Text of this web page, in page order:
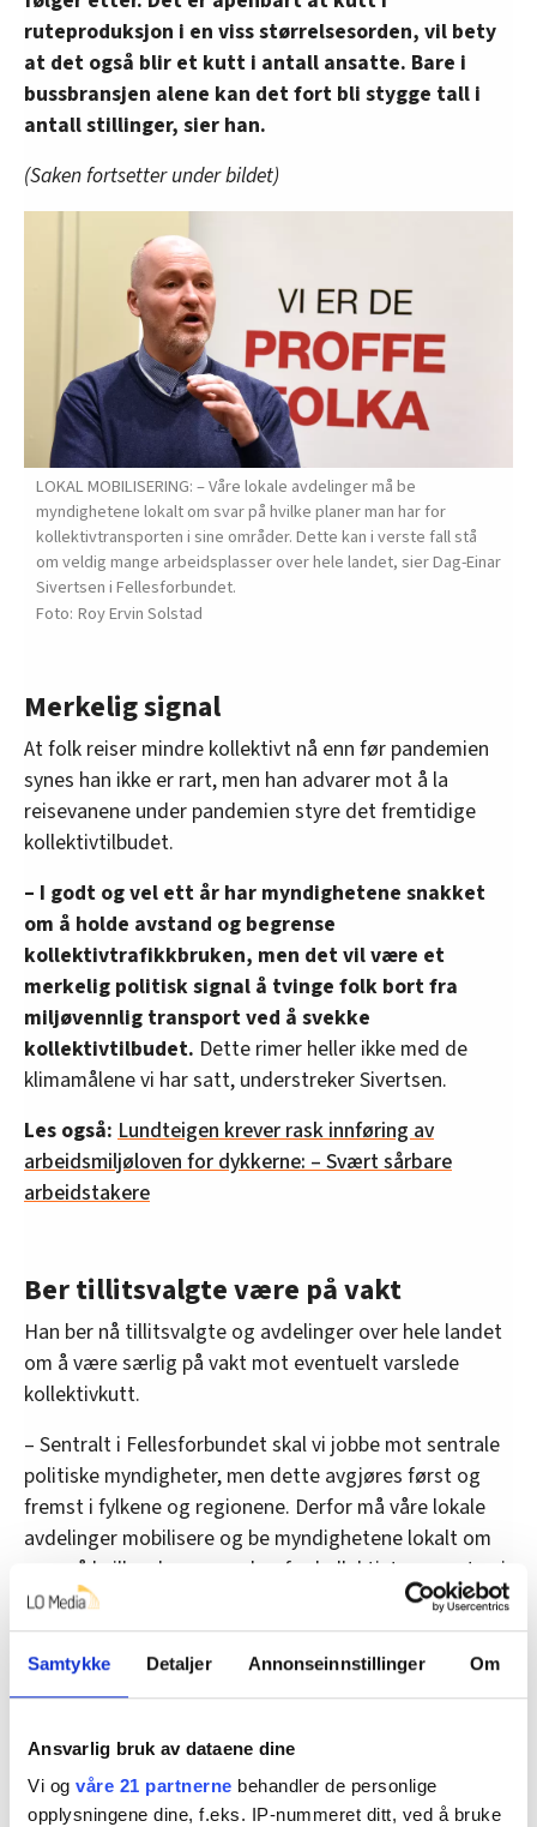
Samtykke Detaljer Annonseinnstillinger Om
Ansvarlig bruk av dataene dine
Vi og våre 21 partnerne behandler de personlige
opplysningene dine, f.eks. IP-nummeret ditt, ved å bruke
ruteproduksjon i en viss størrelsesorden, vil bety
at det også blir et kutt i antall ansatte. Bare i
bussbransjen alene kan det fort bli stygge tall i
antall stillinger, sier han.
(Saken fortsetter under bildet)
LOKAL MOBILISERING: – Våre lokale avdelinger må be
myndighetene lokalt om svar på hvilke planer man har for
kollektivtransporten i sine områder. Dette kan i verste fall stå
om veldig mange arbeidsplasser over hele landet, sier Dag-Einar
Sivertsen i Fellesforbundet.
Roy Ervin Solstad
Merkelig signal
At folk reiser mindre kollektivt nå enn før pandemien
synes han ikke er rart, men han advarer mot å la
reisevanene under pandemien styre det fremtidige
kollektivtilbudet.
– I godt og vel ett år har myndighetene snakket
om å holde avstand og begrense
kollektivtrafikkbruken, men det vil være et
merkelig politisk signal å tvinge folk bort fra
miljøvennlig transport ved å svekke
kollektivtilbudet. Dette rimer heller ikke med de
klimamålene vi har satt, understreker Sivertsen.
Les også: Lundteigen krever rask innføring av
arbeidsmiljøloven for dykkerne: – Svært sårbare
arbeidstakere
Ber tillitsvalgte være på vakt
Han ber nå tillitsvalgte og avdelinger over hele landet
om å være særlig på vakt mot eventuelt varslede
kollektivkutt.
– Sentralt i Fellesforbundet skal vi jobbe mot sentrale
politiske myndigheter, men dette avgjøres først og
fremst i fylkene og regionene. Derfor må våre lokale
avdelinger mobilisere og be myndighetene lokalt om
svar på hvilke planer man har for kollektivtransporten i
sine områder.
– Dette kan i verste fall stå om veldig mange
arbeidsplasser over hele landet, poengterer Dag-
Fått med deg denne?Sjefen var lei av Adrian, sa ham
opp og skyldte på skulking